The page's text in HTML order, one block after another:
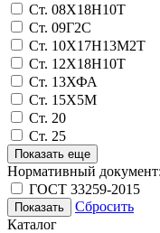
Ст. 08Х18Н10Т
Ст. 09Г2С
Ст. 10Х17Н13М2Т
Ст. 12Х18Н10Т
Ст. 13ХФА
Ст. 15Х5М
Ст. 20
Ст. 25
Показать еще
Нормативный документ:
ГОСТ 33259-2015
Сбросить
Каталог